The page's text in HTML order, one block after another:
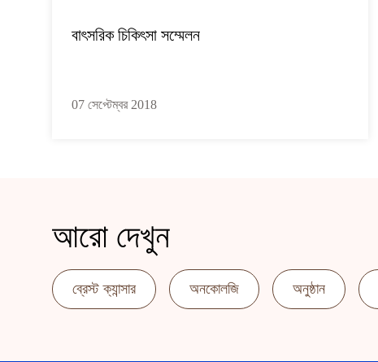
বাৎসরিক চিকিৎসা সম্মেলন
07 সেপ্টেম্বর 2018
আরো দেখুন
ব্রেস্ট ক্যান্সার অনকোলজি অনুষ্ঠান